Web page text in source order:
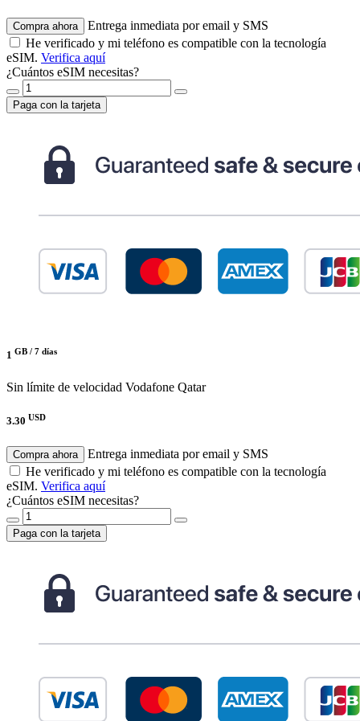
Compra ahora
Entrega inmediata por email y SMS
He verificado y mi teléfono es compatible con la tecnología
eSIM. Verifica aquí
¿Cuántos eSIM necesitas?
Paga con la tarjeta
1 GB / 7 días
Sin límite de velocidad Vodafone Qatar
3.30 USD
Compra ahora
Entrega inmediata por email y SMS
He verificado y mi teléfono es compatible con la tecnología
eSIM. Verifica aquí
¿Cuántos eSIM necesitas?
Paga con la tarjeta